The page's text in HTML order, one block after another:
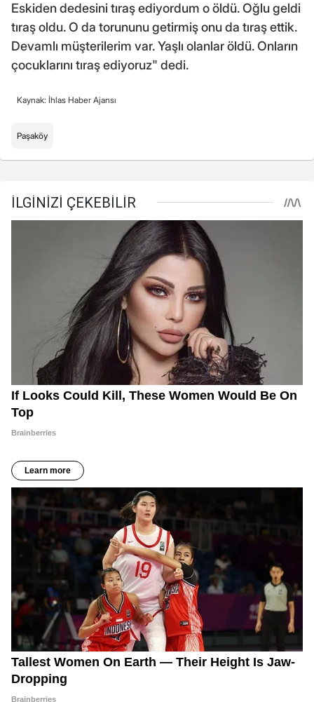
Eskiden dedesini tıraş ediyordum o öldü. Oğlu geldi
tıraş oldu. O da torununu getirmiş onu da tıraş ettik.
Devamlı müşterilerim var. Yaşlı olanlar öldü. Onların
çocuklarını tıraş ediyoruz" dedi.
Kaynak: İhlas Haber Ajansı
Paşaköy